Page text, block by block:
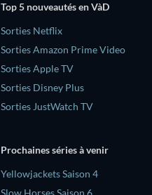
Top 5 nouveautés en VàD
Sorties Netflix
Sorties Amazon Prime Video
Sorties Apple TV
Sorties Disney Plus
Sorties JustWatch TV
Prochaines séries à venir
Yellowjackets Saison 4
Slow Horses Saison 6